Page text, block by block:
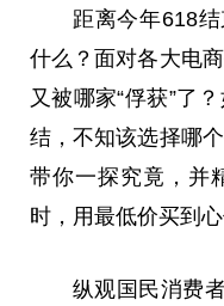
距离今年618
什么？面对各大电
又被哪家“俘获”了
结，不知该选择哪
带你一探究竟，并
时，用最低价买到心
纵观国民消费